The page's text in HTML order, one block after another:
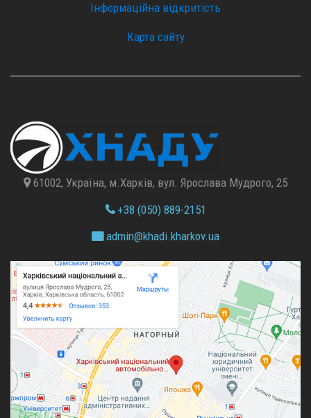
Інформаційна відкритість
Карта сайту
61002, Україна, м.Харків, вул. Ярослава Мудрого, 25
+38 (050) 889-2151
admin@khadi.kharkov.ua